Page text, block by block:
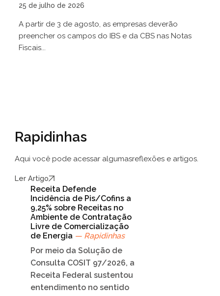
25 de julho de 2026
A partir de 3 de agosto, as empresas deverão
preencher os campos do IBS e da CBS nas Notas
Fiscais...
Rapidinhas
Aqui você pode acessar algumasreflexões e artigos.
Ler Artigo
Receita Defende
Incidência de Pis/Cofins a
9,25% sobre Receitas no
Ambiente de Contratação
Livre de Comercialização
de Energia — Rapidinhas
Por meio da Solução de
Consulta COSIT 97/2026, a
Receita Federal sustentou
entendimento no sentido